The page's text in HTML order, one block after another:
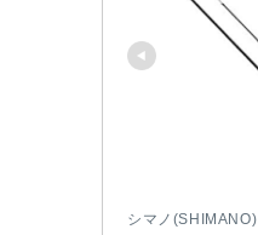
シマノ(SHIMANO)